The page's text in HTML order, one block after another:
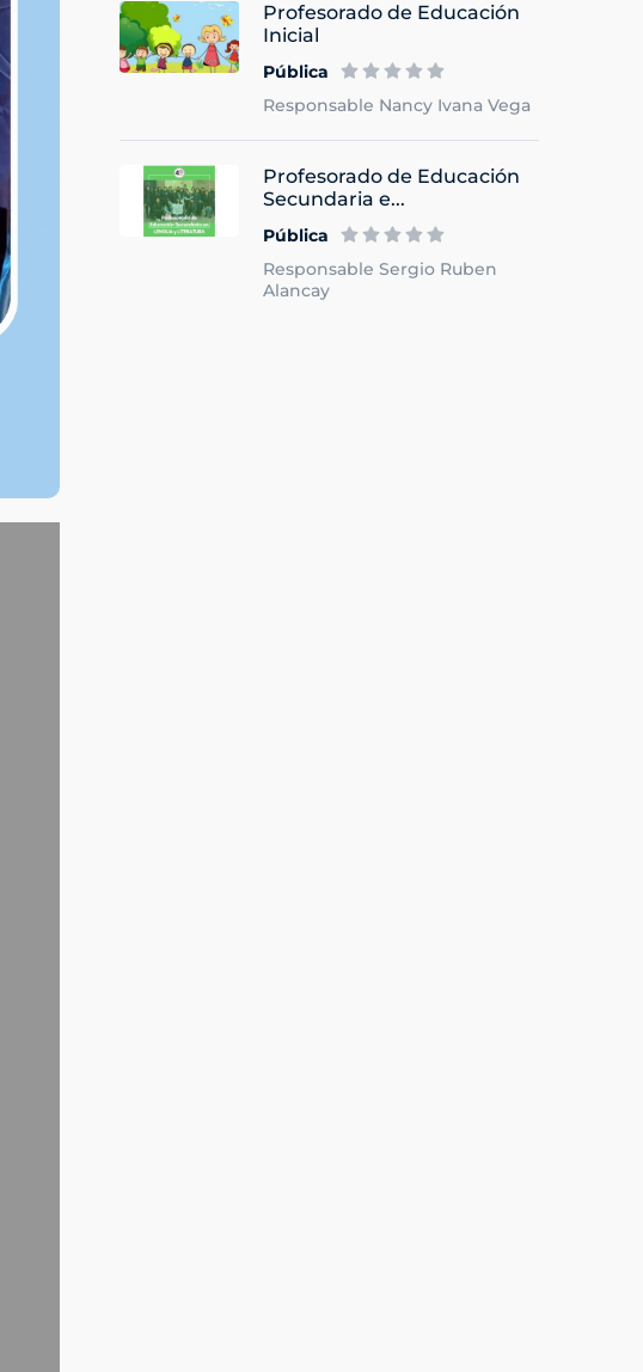
Profesorado de Educación
Inicial
Pública
Responsable Nancy Ivana Vega
Profesorado de Educación
Secundaria e...
Pública
Responsable Sergio Ruben
Alancay